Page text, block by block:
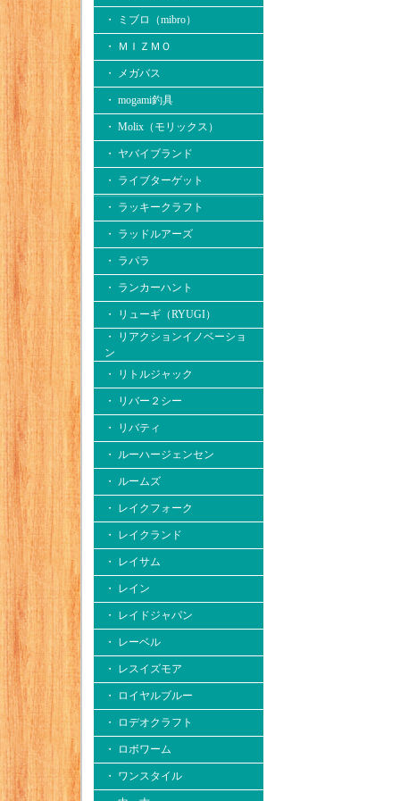
・ ミブロ（mibro）
・ ＭＩＺＭＯ
・ メガバス
・ mogami釣具
・ Molix（モリックス）
・ ヤバイブランド
・ ライブターゲット
・ ラッキークラフト
・ ラッドルアーズ
・ ラパラ
・ ランカーハント
・ リューギ（RYUGI）
・ リアクションイノベーショ
ン
・ リトルジャック
・ リバー２シー
・ リバティ
・ ルーハージェンセン
・ ルームズ
・ レイクフォーク
・ レイクランド
・ レイサム
・ レイン
・ レイドジャパン
・ レーベル
・ レスイズモア
・ ロイヤルブルー
・ ロデオクラフト
・ ロボワーム
・ ワンスタイル